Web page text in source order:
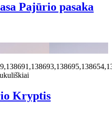
Pajūrio pasaka
Kryptis